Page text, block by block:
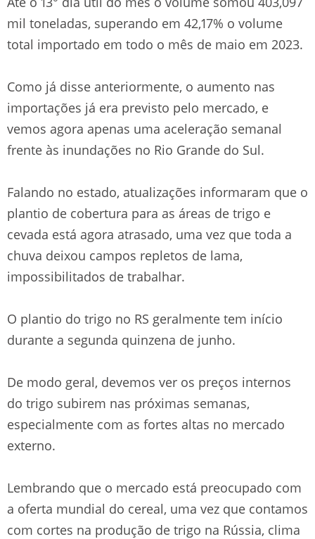
mil toneladas, superando em 42,17% o volume
total importado em todo o mês de maio em 2023.
Como já disse anteriormente, o aumento nas
importações já era previsto pelo mercado, e
vemos agora apenas uma aceleração semanal
frente às inundações no Rio Grande do Sul.
Falando no estado, atualizações informaram que o
plantio de cobertura para as áreas de trigo e
cevada está agora atrasado, uma vez que toda a
chuva deixou campos repletos de lama,
impossibilitados de trabalhar.
O plantio do trigo no RS geralmente tem início
durante a segunda quinzena de junho.
De modo geral, devemos ver os preços internos
do trigo subirem nas próximas semanas,
especialmente com as fortes altas no mercado
externo.
Lembrando que o mercado está preocupado com
a oferta mundial do cereal, uma vez que contamos
com cortes na produção de trigo na Rússia, clima